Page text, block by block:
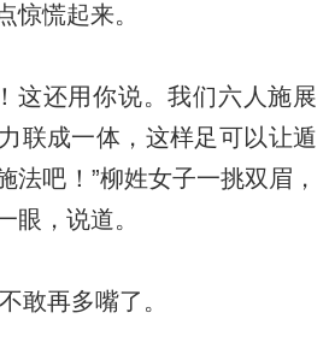
惊慌起来。
还用你说。我们六人施展
联成一体，这样足可以让遁
法吧！”柳姓女子一挑双眉，
眼，说道。
敢再多嘴了。